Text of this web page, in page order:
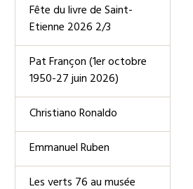
Fête du livre de Saint-
Etienne 2026 2/3
Pat Françon (1er octobre
1950-27 juin 2026)
Christiano Ronaldo
Emmanuel Ruben
Les verts 76 au musée